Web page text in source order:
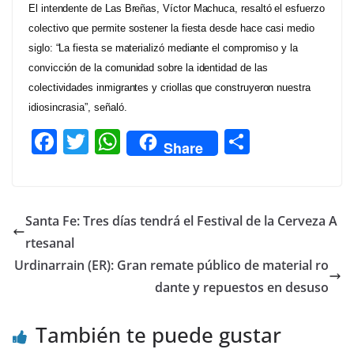
El intendente de Las Breñas, Víctor Machuca, resaltó el esfuerzo
colectivo que permite sostener la fiesta desde hace casi medio
siglo: “La fiesta se materializó mediante el compromiso y la
convicción de la comunidad sobre la identidad de las
colectividades inmigrantes y criollas que construyeron nuestra
idiosincrasia”, señaló.
F
e
b
o
T
er
W
h
s
p
Share
p
tir
Santa Fe: Tres días tendrá el Festival de la Cerveza A
rtesanal
Urdinarrain (ER): Gran remate público de material ro
dante y repuestos en desuso
También te puede gustar